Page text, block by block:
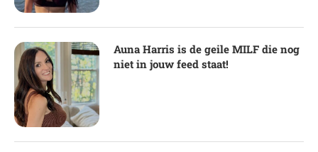
Auna Harris is de geile MILF die nog
niet in jouw feed staat!